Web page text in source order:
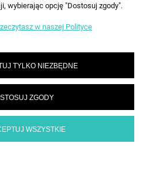
ZAKUPY
KLIENTA
wybierając opcję "Dostosuj zgody".
w naszej Polityce
TYLKO NIEZBĘDNE
ZGODY
WSZYSTKIE